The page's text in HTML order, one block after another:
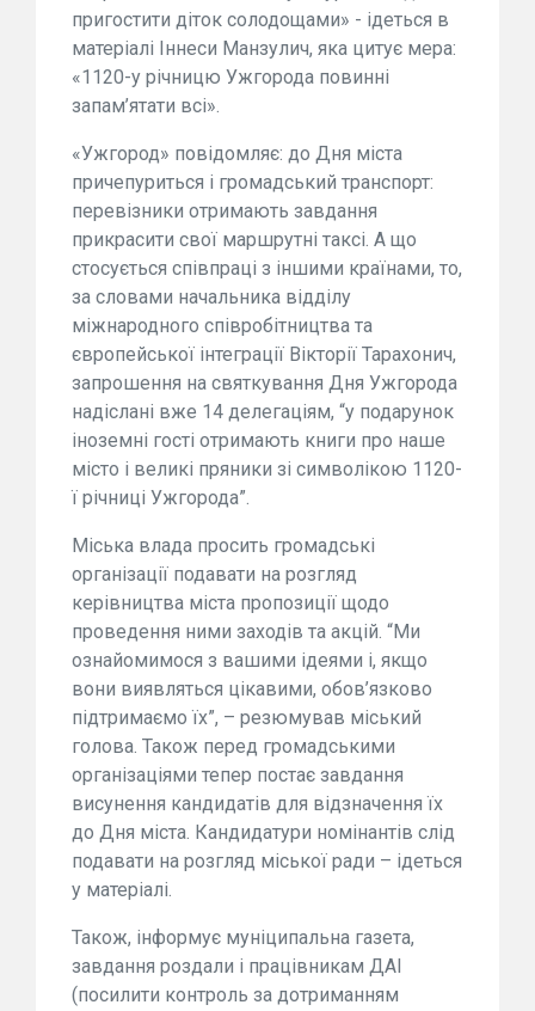
пригостити діток солодощами» - ідеться в
матеріалі Іннеси Манзулич, яка цитує мера:
«1120-у річницю Ужгорода повинні
запам’ятати всі».
«Ужгород» повідомляє: до Дня міста
причепуриться і громадський транспорт:
перевізники отримають завдання
прикрасити свої маршрутні таксі. А що
стосується співпраці з іншими країнами, то,
за словами начальника відділу
міжнародного співробітництва та
європейської інтеграції Вікторії Тарахонич,
запрошення на святкування Дня Ужгорода
надіслані вже 14 делегаціям, “у подарунок
іноземні гості отримають книги про наше
місто і великі пряники зі символікою 1120-
ї річниці Ужгорода”.
Міська влада просить громадські
організації подавати на розгляд
керівництва міста пропозиції щодо
проведення ними заходів та акцій. “Ми
ознайомимося з вашими ідеями і, якщо
вони виявляться цікавими, обов’язково
підтримаємо їх”, – резюмував міський
голова. Також перед громадськими
організаціями тепер постає завдання
висунення кандидатів для відзначення їх
до Дня міста. Кандидатури номінантів слід
подавати на розгляд міської ради – ідеться
у матеріалі.
Також, інформує муніципальна газета,
завдання роздали і працівникам ДАІ
(посилити контроль за дотриманням